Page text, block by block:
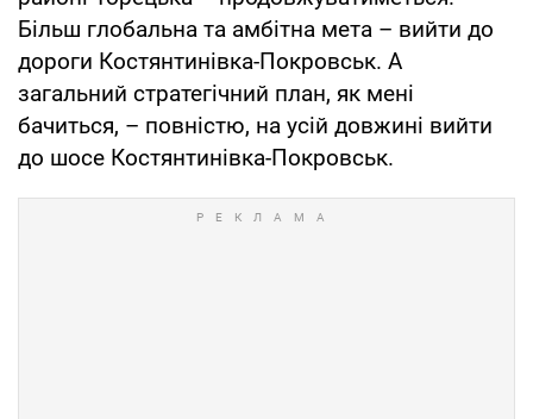
Більш глобальна та амбітна мета – вийти до
дороги Костянтинівка-Покровськ. А
загальний стратегічний план, як мені
бачиться, – повністю, на усій довжині вийти
до шосе Костянтинівка-Покровськ.